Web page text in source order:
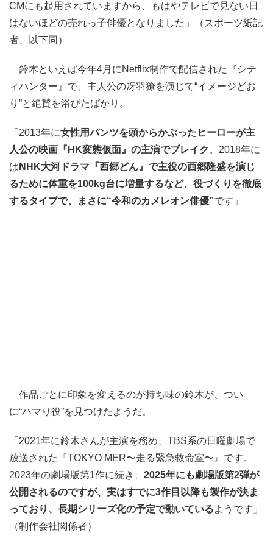
CMにも起用されていますから、もはやテレビで見ない日
はないほどの売れっ子俳優となりました」（スポーツ紙記
者、以下同）
鈴木といえば今年4月にNetflix制作で配信された『シテ
ィハンター』で、主人公の冴羽獠を演じて“イメージどお
り”と絶賛を浴びたばかり。
「2013年に女性用パンツを頭からかぶったヒーローが主
人公の映画『HK変態仮面』の主演でブレイク。2018年に
は NHK大河ドラマ『西郷どん』で主役の西郷隆盛を演じ
るために体重を100kg台に増量するなど、役づくりを徹底
するタイプで、まさに“令和のカメレオン俳優”です」
作品ごとに印象を変えるのが持ち味の鈴木が、つい
に“ハマり役”を見つけたようだ。
「2021年に鈴木さんが主演を務め、TBS系の日曜劇場で
放送された『TOKYO MER〜走る緊急救命室〜』です。
2023年の劇場版第1作に続き、 2025年にも劇場版第2弾が
公開されるのですが、実はすでに3作目以降も製作が決ま
っており、長期シリーズ化の予定で動いているようです」
（制作会社関係者）